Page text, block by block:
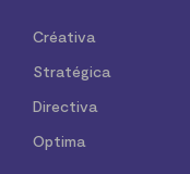
Créativa
Stratégica
Directiva
Optima